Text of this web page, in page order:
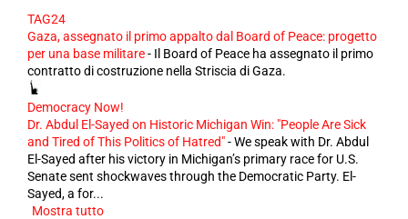
TAG24
Gaza, assegnato il primo appalto dal Board of Peace: progetto
per una base militare- Il Board of Peace ha assegnato il primo
contratto di costruzione nella Striscia di Gaza.
Democracy Now!
Dr. Abdul El-Sayed on Historic Michigan Win: "People Are Sick
and Tired of This Politics of Hatred"-We speak with Dr. Abdul
El-Sayed after his victory in Michigan’s primary race for U.S.
Senate sent shockwaves through the Democratic Party. El-
Sayed, a for...
Mostra tutto